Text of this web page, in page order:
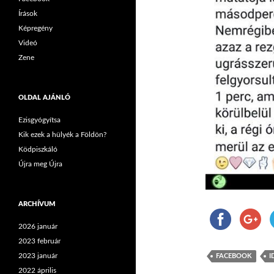
FACEBOOK
Írások
Képregény
Videó
Zene
OLDAL AJÁNLÓ
Ezisgyógyítsa
Kik ezek a hülyék a Földön?
Ködpiszkáló
Újra meg Újra
ARCHÍVUM
2026 január
2023 február
2023 január
2022 április